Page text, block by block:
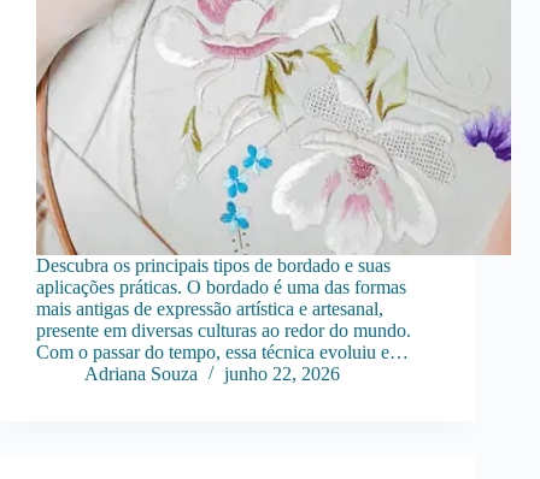
Descubra os principais tipos de bordado e suas
aplicações práticas. O bordado é uma das formas
mais antigas de expressão artística e artesanal,
presente em diversas culturas ao redor do mundo.
Com o passar do tempo, essa técnica evoluiu e…
Adriana Souza
junho 22, 2026